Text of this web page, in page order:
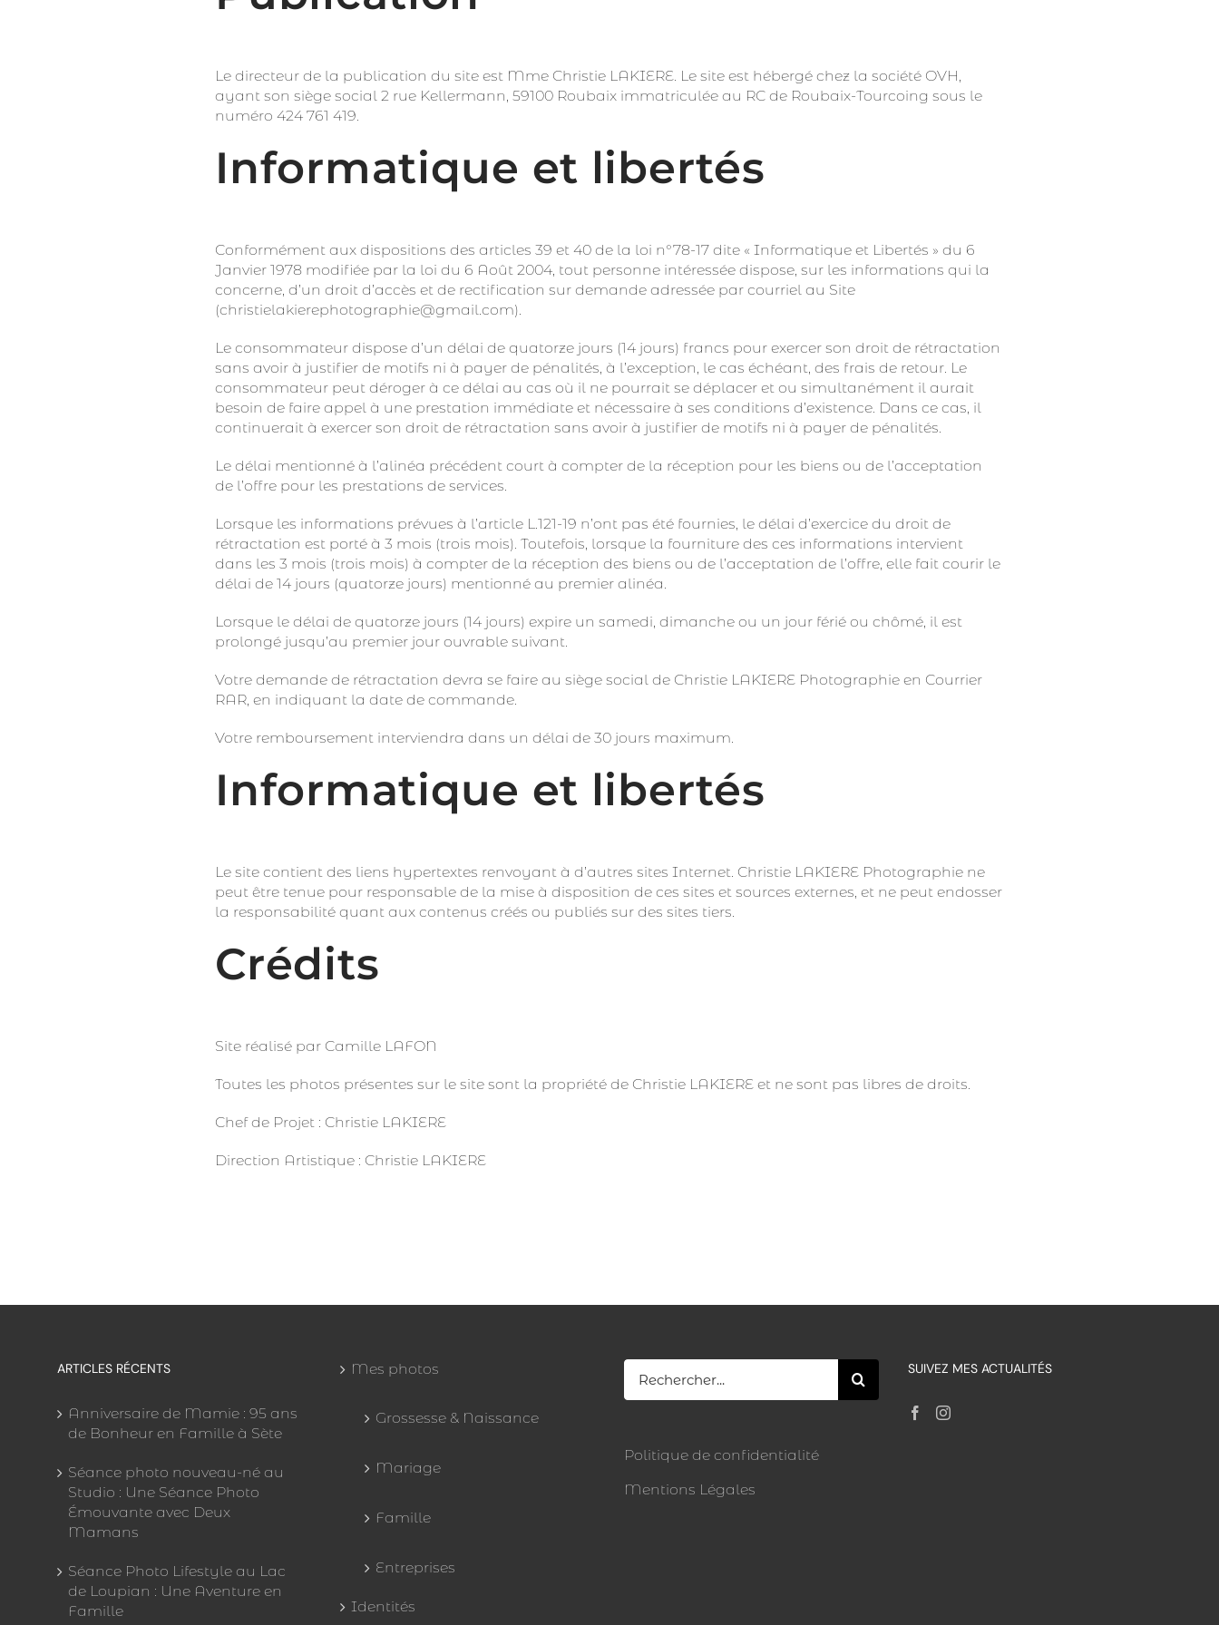
Le directeur de la publication du site est Mme Christie LAKIERE. Le site est hébergé chez la société OVH,
ayant son siège social 2 rue Kellermann, 59100 Roubaix immatriculée au RC de Roubaix-Tourcoing sous le
numéro 424 761 419.
Informatique et libertés
Conformément aux dispositions des articles 39 et 40 de la loi n°78-17 dite « Informatique et Libertés » du 6
Janvier 1978 modifiée par la loi du 6 Août 2004, tout personne intéressée dispose, sur les informations qui la
concerne, d’un droit d’accès et de rectification sur demande adressée par courriel au Site
(christielakierephotographie@gmail.com).
Le consommateur dispose d’un délai de quatorze jours (14 jours) francs pour exercer son droit de rétractation
sans avoir à justifier de motifs ni à payer de pénalités, à l’exception, le cas échéant, des frais de retour. Le
consommateur peut déroger à ce délai au cas où il ne pourrait se déplacer et ou simultanément il aurait
besoin de faire appel à une prestation immédiate et nécessaire à ses conditions d’existence. Dans ce cas, il
continuerait à exercer son droit de rétractation sans avoir à justifier de motifs ni à payer de pénalités.
Le délai mentionné à l’alinéa précédent court à compter de la réception pour les biens ou de l’acceptation
de l’offre pour les prestations de services.
Lorsque les informations prévues à l’article L.121-19 n’ont pas été fournies, le délai d’exercice du droit de
rétractation est porté à 3 mois (trois mois). Toutefois, lorsque la fourniture des ces informations intervient
dans les 3 mois (trois mois) à compter de la réception des biens ou de l’acceptation de l’offre, elle fait courir le
délai de 14 jours (quatorze jours) mentionné au premier alinéa.
Lorsque le délai de quatorze jours (14 jours) expire un samedi, dimanche ou un jour férié ou chômé, il est
prolongé jusqu’au premier jour ouvrable suivant.
Votre demande de rétractation devra se faire au siège social de Christie LAKIERE Photographie en Courrier
RAR, en indiquant la date de commande.
Votre remboursement interviendra dans un délai de 30 jours maximum.
Informatique et libertés
Le site contient des liens hypertextes renvoyant à d’autres sites Internet. Christie LAKIERE Photographie ne
peut être tenue pour responsable de la mise à disposition de ces sites et sources externes, et ne peut endosser
la responsabilité quant aux contenus créés ou publiés sur des sites tiers.
Crédits
Site réalisé par Camille LAFON
Toutes les photos présentes sur le site sont la propriété de Christie LAKIERE et ne sont pas libres de droits.
Chef de Projet : Christie LAKIERE
Direction Artistique : Christie LAKIERE
ARTICLES RÉCENTS
Anniversaire de Mamie : 95 ans
de Bonheur en Famille à Sète
Séance photo nouveau-né au
Studio : Une Séance Photo
Émouvante avec Deux
Mamans
Séance Photo Lifestyle au Lac
de Loupian : Une Aventure en
Famille
Mes photos
Grossesse & Naissance
Mariage
Famille
Entreprises
Identités
Rechercher:
Politique de confidentialité
Mentions Légales
SUIVEZ MES ACTUALITÉS